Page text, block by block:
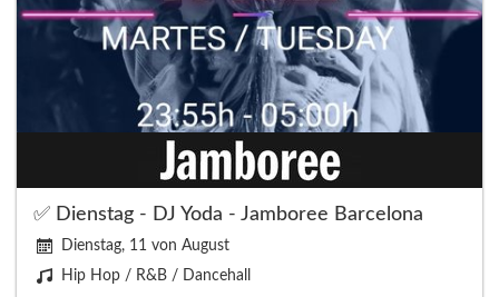
✅ Dienstag - DJ Yoda - Jamboree Barcelona
Dienstag, 11 von August
Hip Hop / R&B / Dancehall